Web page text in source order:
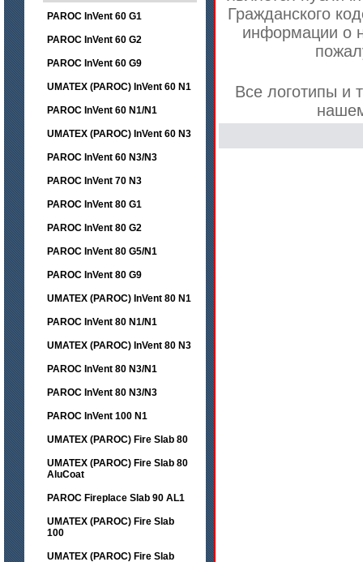
PAROC InVent 60 G1
PAROC InVent 60 G2
PAROC InVent 60 G9
UMATEX (PAROC) InVent 60 N1
PAROC InVent 60 N1/N1
UMATEX (PAROC) InVent 60 N3
PAROC InVent 60 N3/N3
PAROC InVent 70 N3
PAROC InVent 80 G1
PAROC InVent 80 G2
PAROC InVent 80 G5/N1
PAROC InVent 80 G9
UMATEX (PAROC) InVent 80 N1
PAROC InVent 80 N1/N1
UMATEX (PAROC) InVent 80 N3
PAROC InVent 80 N3/N1
PAROC InVent 80 N3/N3
PAROC InVent 100 N1
UMATEX (PAROC) Fire Slab 80
UMATEX (PAROC) Fire Slab 80
AluCoat
PAROC Fireplace Slab 90 AL1
UMATEX (PAROC) Fire Slab
100
UMATEX (PAROC) Fire Slab
Гражданского
информации о
Все логотипы и